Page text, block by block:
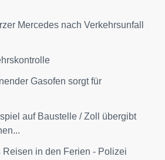
Mercedes nach Verkehrsunfall
Gasofen sorgt für
auf Baustelle / Zoll übergibt
Reisen in den Ferien - Polizei